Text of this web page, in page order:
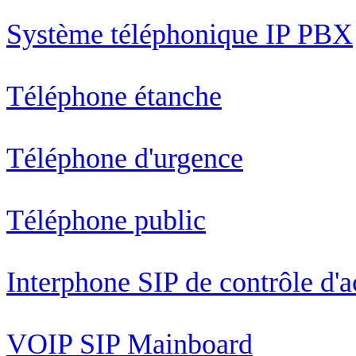
Système téléphonique IP PBX
Téléphone étanche
Téléphone d'urgence
Téléphone public
Interphone SIP de contrôle
VOIP SIP Mainboard